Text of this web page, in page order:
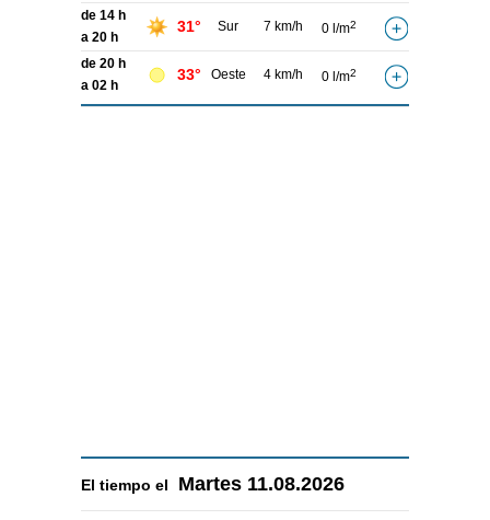
de 14 h
a 20 h
31° Sur 7 km/h 0 l/m2
de 20 h
a 02 h
33° Oeste 4 km/h 0 l/m2
El tiempo el Martes 11.08.2026